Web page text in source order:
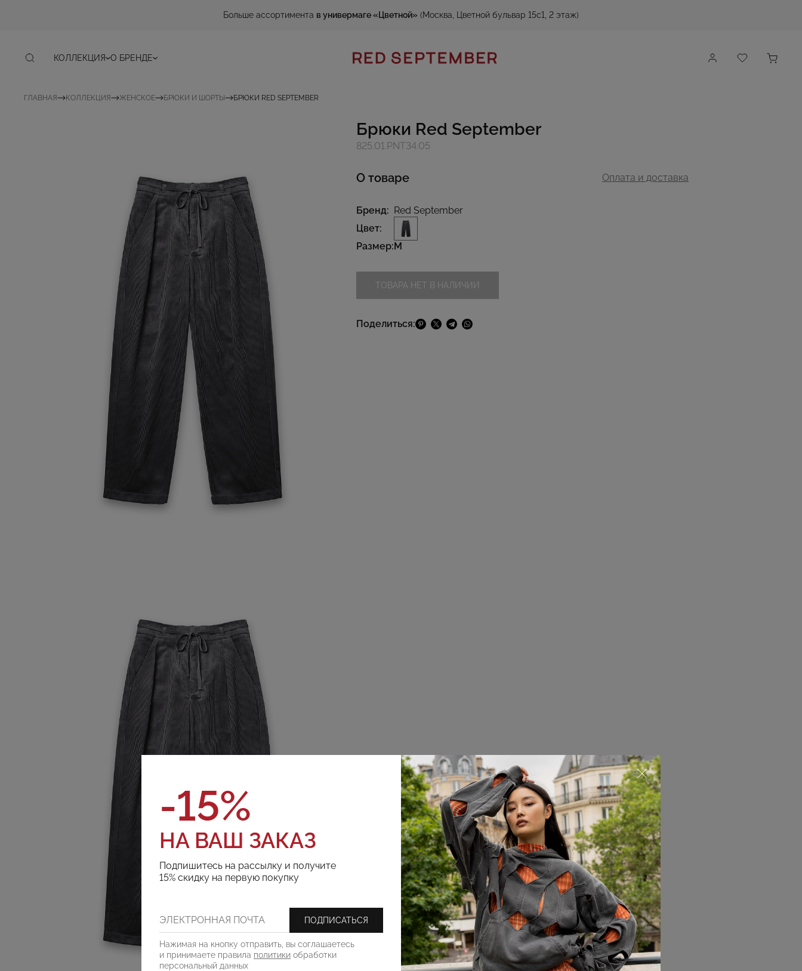
Больше ассортимента в универмаге «Цветной» (Москва, Цветной бульвар 15с1, 2 этаж)
КОЛЛЕКЦИЯ О БРЕНДЕ
ГЛАВНАЯ КОЛЛЕКЦИЯ ЖЕНСКОЕ БРЮКИ И ШОРТЫ БРЮКИ RED SEPTEMBER
Брюки Red September
825.01.PNT34.05
О товаре Оплата и доставка
Бренд: Red September
Цвет:
Размер:M
ТОВАРА НЕТ В НАЛИЧИИ
Поделиться:
-15%
НА ВАШ ЗАКАЗ
Подпишитесь на рассылку и получите
15% скидку на первую покупку
ПОДПИСАТЬСЯ
Нажимая на кнопку отправить, вы соглашаетесь
и принимаете правила политики обработки
персональный данных